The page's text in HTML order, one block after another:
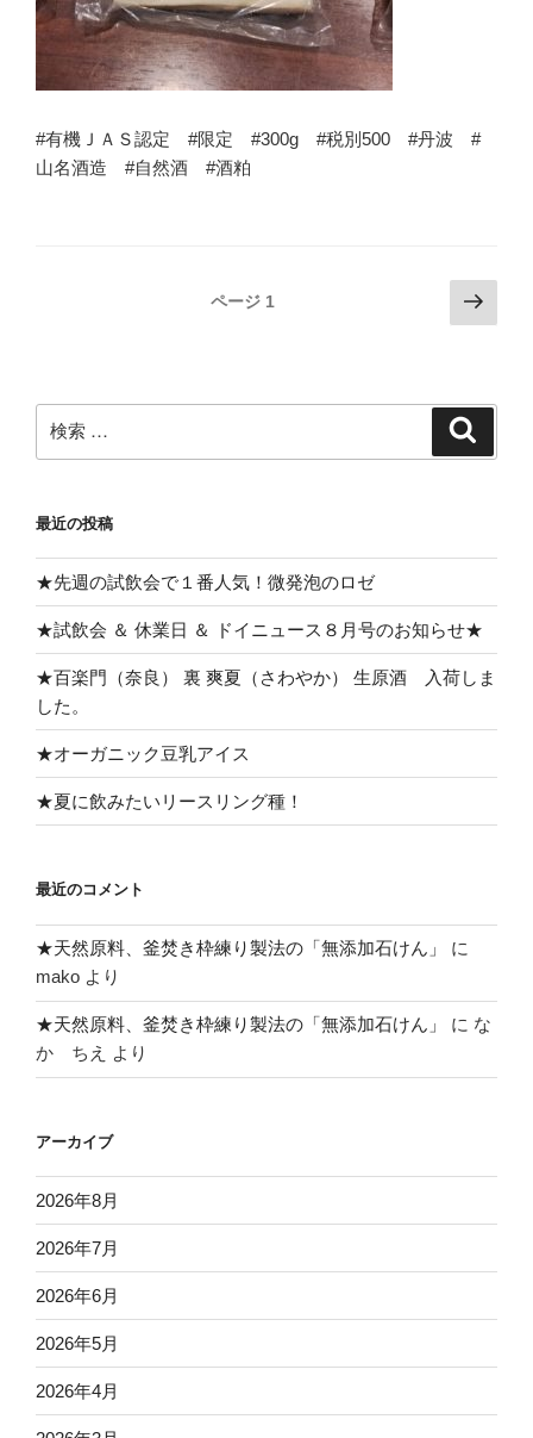
#有機ＪＡＳ認定 #限定 #300g #税別500 #丹波 #
山名酒造 #自然酒 #酒粕
ゲ
ー
ョ
ン
ページ 1
次
の
ジ
検
索:
最近の投稿
★先週の試飲会で１番人気！微発泡のロゼ
★試飲会 ＆ 休業日 ＆ ドイニュース８月号のお知らせ★
★百楽門（奈良） 裏 爽夏（さわやか） 生原酒 入荷しま
した。
★オーガニック豆乳アイス
★夏に飲みたいリースリング種！
最近のコメント
★天然原料、釜焚き枠練り製法の「無添加石けん」
に
mako より
★天然原料、釜焚き枠練り製法の「無添加石けん」 に な
か ちえ
より
アーカイブ
2026年8月
2026年7月
2026年6月
2026年5月
2026年4月